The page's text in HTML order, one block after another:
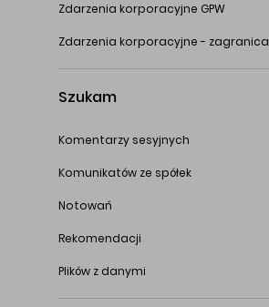
Zdarzenia korporacyjne GPW
Zdarzenia korporacyjne - zagranica
Szukam
Komentarzy sesyjnych
Komunikatów ze spółek
Notowań
Rekomendacji
Plików z danymi